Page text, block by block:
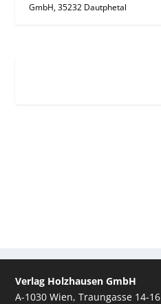
GmbH, 35232 Dautphetal
Verlag Holzhausen GmbH
A-1030 Wien, Traungasse 14-16